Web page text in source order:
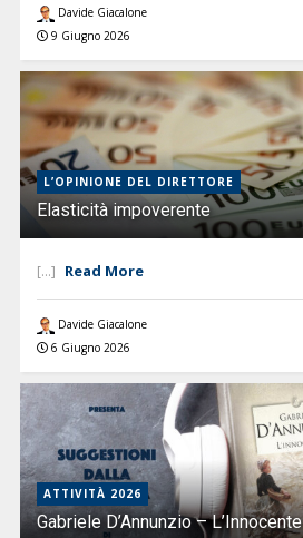
Davide Giacalone
9 Giugno 2026
L’OPINIONE DEL DIRETTORE
Elasticità impoverente
[...] Read More
Davide Giacalone
6 Giugno 2026
ATTIVITÀ 2026
Gabriele D’Annunzio – L’Innocente